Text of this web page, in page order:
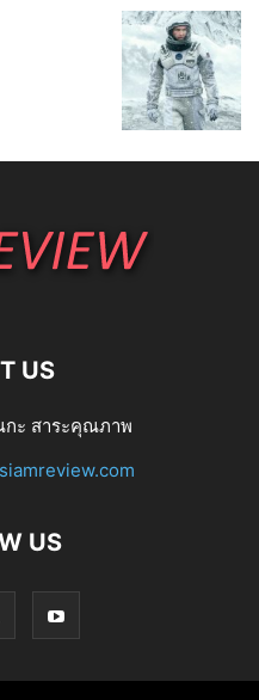
US
ะ สาระคุณภาพ
US